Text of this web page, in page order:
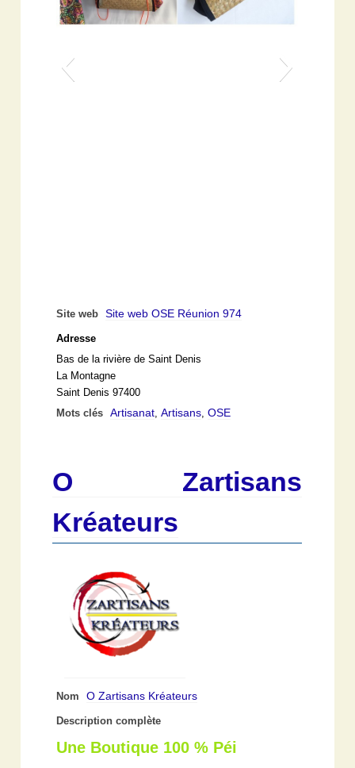
Site web Site web OSE Réunion 974
Adresse
Bas de la rivière de Saint Denis
La Montagne
Saint Denis 97400
Mots clés
Artisanat,Artisans,OSE
O Zartisans
Kréateurs
Nom O Zartisans Kréateurs
Description complète
Une Boutique 100 % Péi